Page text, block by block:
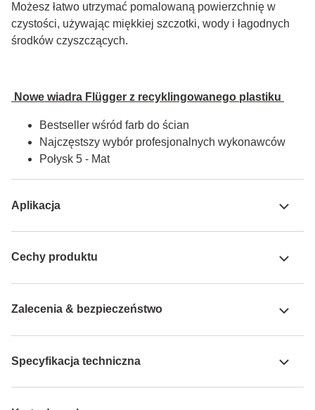
Możesz łatwo utrzymać pomalowaną powierzchnię w
czystości, używając miękkiej szczotki, wody i łagodnych
środków czyszczących.
Nowe wiadra Flügger z recyklingowanego plastiku
Bestseller wśród farb do ścian
Najczęstszy wybór profesjonalnych wykonawców
Połysk 5 - Mat
Aplikacja
Cechy produktu
Zalecenia & bezpieczeństwo
Specyfikacja techniczna